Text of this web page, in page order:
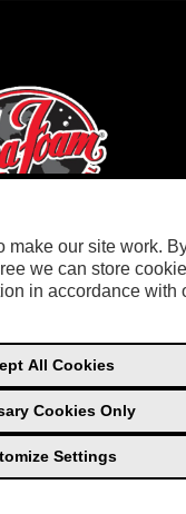
make our site work.
we can store
in accordance with
All Cookies
Cookies Only
Settings
2026 Sea Foam